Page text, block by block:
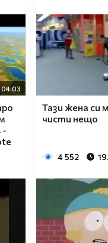
04:03
-
Тази жена си
чисти нещо
4 552